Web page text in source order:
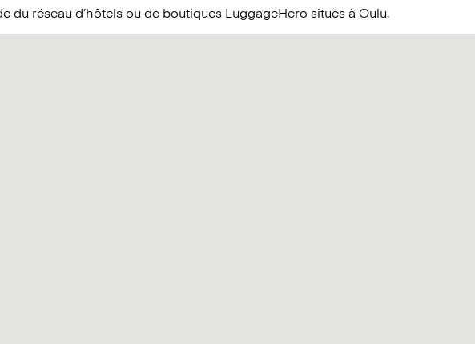
du réseau d’hôtels ou de boutiques LuggageHero situés à Oulu.